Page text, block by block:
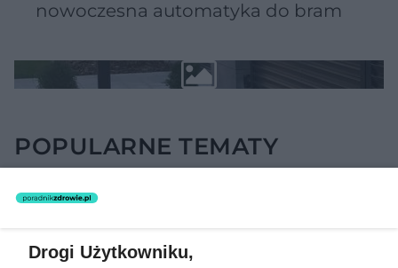
nowoczesna automatyka do bram
POPULARNE TEMATY
Drogi Użytkowniku,